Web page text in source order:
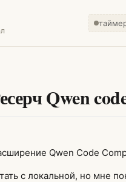
Qwen
Qwen Code
с локальной, но мне